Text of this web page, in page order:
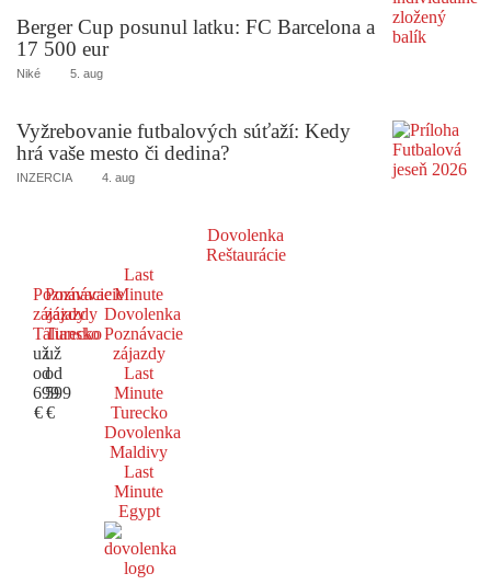
Berger Cup posunul latku: FC Barcelona a
17 500 eur
Niké 5. aug
Vyžrebovanie futbalových súťaží: Kedy
hrá vaše mesto či dedina?
INZERCIA 4. aug
Dovolenka
Reštaurácie
Poznávacie
zájazdy
Taliansko
už
od
699
€
Poznávacie
zájazdy
Turecko
už
od
599
€
Last
Minute
Dovolenka
Poznávacie
zájazdy
Last
Minute
Turecko
Dovolenka
Maldivy
Last
Minute
Egypt